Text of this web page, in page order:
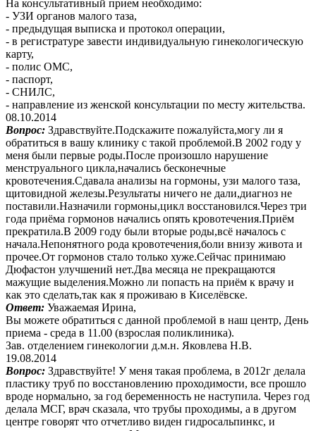
На консультативный прием необходимо:
- УЗИ органов малого таза,
- предыдущая выписка и протокол операции,
- в регистратуре завести индивидуальную гинекологическую
карту,
- полис ОМС,
- паспорт,
- СНИЛС,
- направление из женской консультации по месту жительства.
08.10.2014
Вопрос: Здравствуйте.Подскажите пожалуйста,могу ли я
обратиться в вашу клинику с такой проблемой.В 2002 году у
меня были первые роды.После произошло нарушение
менструального цикла,начались бесконечные
кровотечения.Сдавала анализы на гормоны, узи малого таза,
щитовидной железы.Результаты ничего не дали,диагноз не
поставили.Назначили гормоны,цикл восстановился.Через три
года приёма гормонов начались опять кровотечения.Приём
прекратила.В 2009 году были вторые роды,всё началось с
начала.Непонятного рода кровотечения,боли внизу живота и
прочее.От гормонов стало только хуже.Сейчас принимаю
Дюфастон улучшений нет.Два месяца не прекращаются
мажущие выделения.Можно ли попасть на приём к врачу и
как это сделать,так как я проживаю в Киселёвске.
Ответ: Уважаемая Ирина,
Вы можете обратиться с данной проблемой в наш центр, День
приема - среда в 11.00 (взрослая поликлиника).
Зав. отделением гинекологии д.м.н. Яковлева Н.В.
19.08.2014
Вопрос: Здравствуйте! У меня такая проблема, в 2012г делала
пластику труб по восстановлению проходимости, все прошло
вроде нормально, за год беременность не наступила. Через год
делала МСГ, врач сказала, что трубы проходимы, а в другом
центре говорят что отчетливо виден гидросальпинкс, и